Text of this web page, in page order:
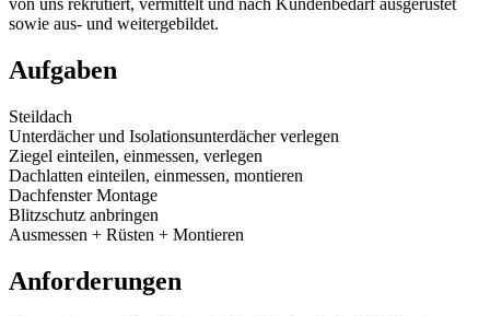
sowie aus- und weitergebildet.
Aufgaben
Steildach
Unterdächer und Isolationsunterdächer verlegen
Ziegel einteilen, einmessen, verlegen
Dachlatten einteilen, einmessen, montieren
Dachfenster Montage
Blitzschutz anbringen
Ausmessen + Rüsten + Montieren
Anforderungen